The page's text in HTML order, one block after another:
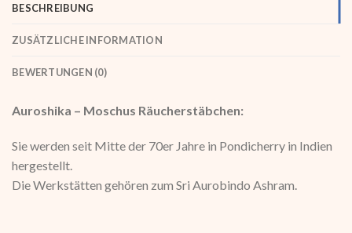
BESCHREIBUNG
ZUSÄTZLICHE INFORMATION
BEWERTUNGEN (0)
Auroshika – Moschus Räucherstäbchen:
Sie werden seit Mitte der 70er Jahre in Pondicherry in Indien
hergestellt.
Die Werkstätten gehören zum Sri Aurobindo Ashram.